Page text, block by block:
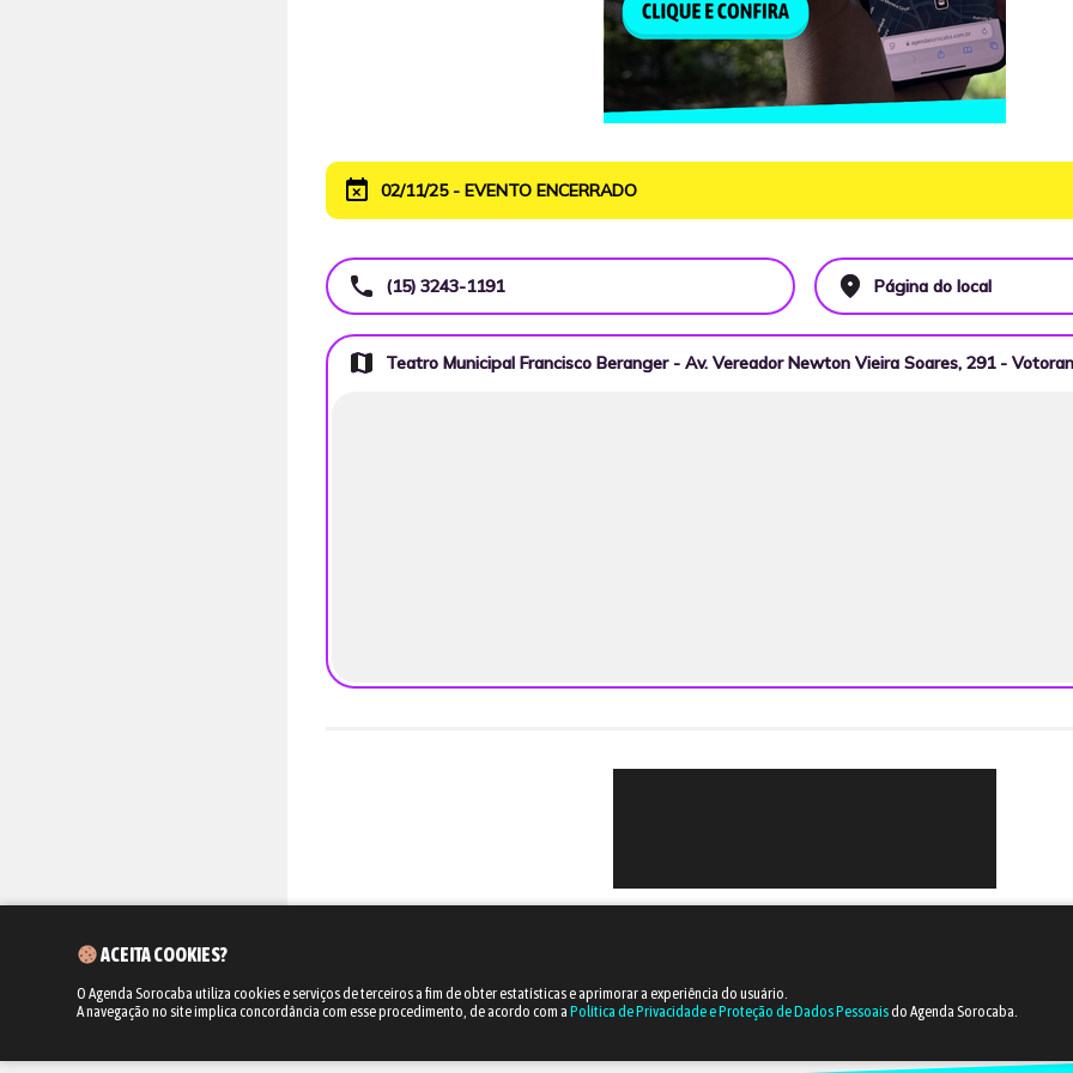
event_busy 02/11/25 - EVENTO ENCERRADO
call (15) 3243-1191 place Página do local
map Teatro Municipal Francisco Beranger - Av. Vereador Newton Vieira Soares, 291 -
ACEITA COOKIES?
O Agenda Sorocaba utiliza cookies e serviços de terceiros a fim de obter estatísticas e aprimorar a experiência do usuário.
A navegação no site implica concordância com esse procedimento, de acordo com a Política de Privacidade e Proteção de Dados Pessoaisdo Agenda Sorocaba.